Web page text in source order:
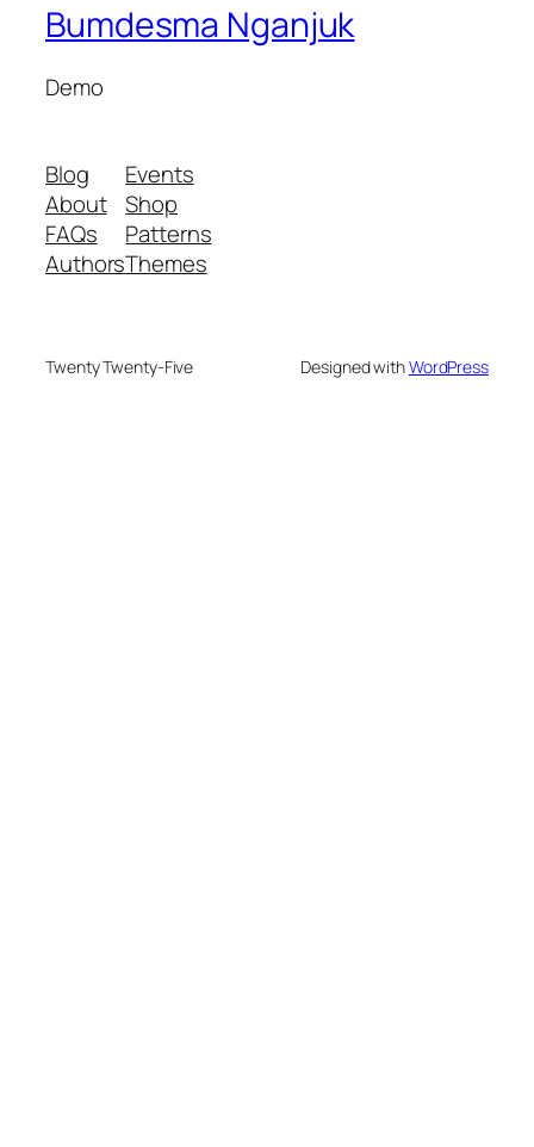
Bumdesma Nganjuk
Demo
Blog
About
FAQs
Authors
Events
Shop
Patterns
Themes
Twenty Twenty-Five Designed withWordPress